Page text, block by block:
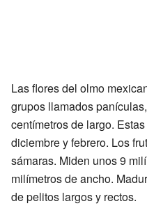
Las flores del olmo
grupos llamados
centímetros de largo.
diciembre y febrero. Los
sámaras. Miden unos 9
milímetros de ancho.
de pelitos largos y rectos.